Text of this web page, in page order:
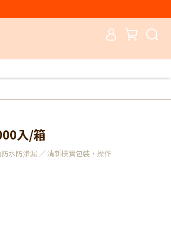
入/箱
水防滲漏 ／ 清新樸實包裝，操作